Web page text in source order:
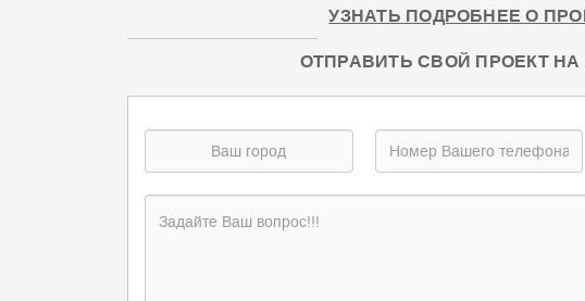
УЗНАТЬ ПОДРОБНЕЕ О
ОТПРАВИТЬ СВОЙ ПРОЕКТ НА